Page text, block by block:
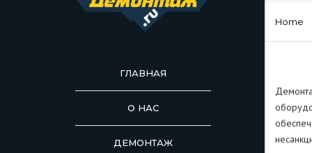
ГЛАВНАЯ
О НАС
ДЕМОНТАЖ ДЕМОНТАЖ
Home